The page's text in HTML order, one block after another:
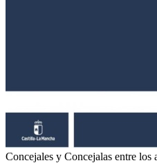
Concejales y Concejalas entre